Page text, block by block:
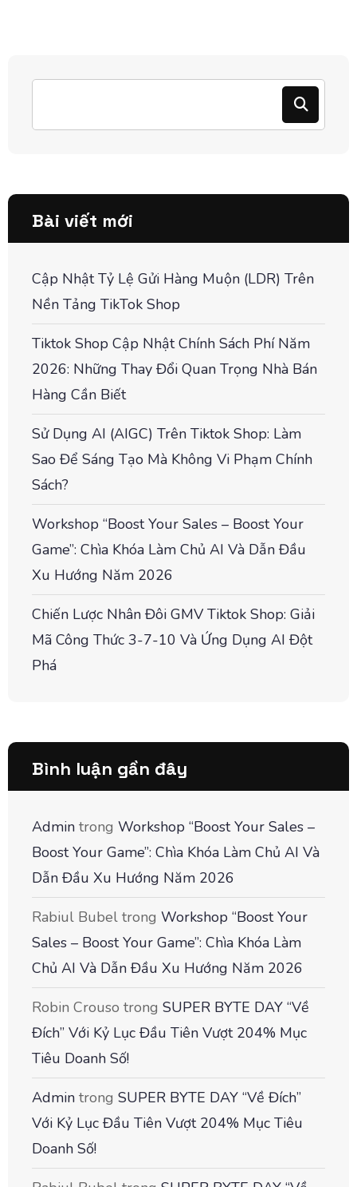
Bài viết mới
Cập Nhật Tỷ Lệ Gửi Hàng Muộn (LDR) Trên
Nền Tảng TikTok Shop
Tiktok Shop Cập Nhật Chính Sách Phí Năm
2026: Những Thay Đổi Quan Trọng Nhà Bán
Hàng Cần Biết
Sử Dụng AI (AIGC) Trên Tiktok Shop: Làm
Sao Để Sáng Tạo Mà Không Vi Phạm Chính
Sách?
Workshop “Boost Your Sales – Boost Your
Game”: Chìa Khóa Làm Chủ AI Và Dẫn Đầu
Xu Hướng Năm 2026
Chiến Lược Nhân Đôi GMV Tiktok Shop: Giải
Mã Công Thức 3-7-10 Và Ứng Dụng AI Đột
Phá
Bình luận gần đây
Admin trong Workshop “Boost Your Sales –
Boost Your Game”: Chìa Khóa Làm Chủ AI Và
Dẫn Đầu Xu Hướng Năm 2026
Rabiul Bubel trong Workshop “Boost Your
Sales – Boost Your Game”: Chìa Khóa Làm
Chủ AI Và Dẫn Đầu Xu Hướng Năm 2026
Robin Crouso trong SUPER BYTE DAY “Về
Đích” Với Kỷ Lục Đầu Tiên Vượt 204% Mục
Tiêu Doanh Số!
Admin trong SUPER BYTE DAY “Về Đích”
Với Kỷ Lục Đầu Tiên Vượt 204% Mục Tiêu
Doanh Số!